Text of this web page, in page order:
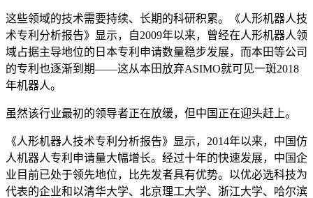
这些领域的技术需要持续、长期的科研积累。《人形机器人技
术专利分析报告》显示，自2009年以来，曾经在人形机器人领
域占据主导地位的日本专利申请数量稳步发展，而本田等公司
的专利也逐渐到期——这从本田放弃ASIMO就可见一斑2018
年机器人。
虽然该行业最初的领导者正在放缓，但中国正在迎头赶上。
《人形机器人技术专利分析报告》显示，2014年以来，中国仿
人机器人专利申请量大幅增长。经过十年的快速发展，中国企
业目前已处于领先地位，比先发者具有优势。以优必选科技为
代表的企业和以清华大学、北京理工大学、浙江大学、哈尔滨